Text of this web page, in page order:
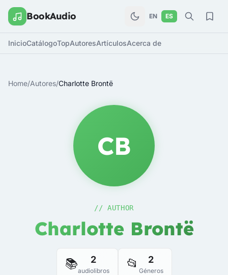
BookAudio EN ES
InicioCatálogoTopAutoresArtículosAcerca de
Home/Autores/Charlotte Brontë
CB
// AUTHOR
Charlotte Brontë
📚 2
audiolibros 📂 2
Géneros